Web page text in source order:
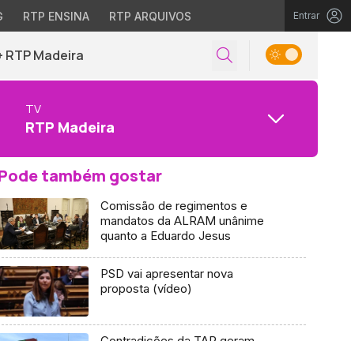
RTP ENSINA RTP ARQUIVOS Entrar
RTP Madeira
TV
RTP Madeira
também gostar
Comissão de regimentos e
mandatos da ALRAM unânime
quanto a Eduardo Jesus
PSD vai apresentar nova
proposta (vídeo)